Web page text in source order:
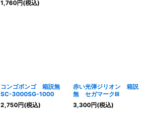
1,760円(税込)
コンゴボンゴ 箱説無
SC-3000SG-1000
2,750円(税込)
赤い光弾ジリオン 箱説
無 セガマークIII
3,300円(税込)